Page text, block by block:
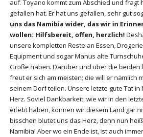
auf. Toyano kommt zum Abschied und fragt
gefallen hat. Er hat uns gefallen, sehr gut
uns das Namibia wider, das wir in
wollen: Hilfsbereit, offen, herzlich!
unsere kompletten Reste an Essen,
Equipment und sogar Manus alte
Größe haben. Darüber und über die beiden
freut er sich am meisten; die will er nämlich
seinem Dorf teilen. Unsere letzte gute Tat
Herz. Soviel Dankbarkeit, wie wir in den
erlebt haben, können wir diesem Land gar
bisschen blutet uns das Herz, denn nun
Namibia! Aber wo ein Ende ist, ist auch